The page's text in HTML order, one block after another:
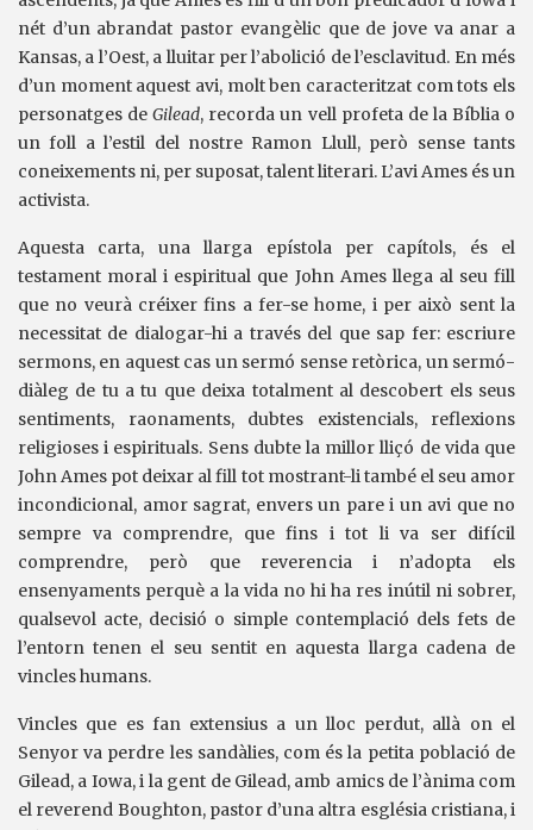
nét d’un abrandat pastor evangèlic que de jove va anar a
Kansas, a l’Oest, a lluitar per l’abolició de l’esclavitud. En més
d’un moment aquest avi, molt ben caracteritzat com tots els
personatges deGilead, recorda un vell profeta de la Bíblia o
un foll a l’estil del nostre Ramon Llull, però sense tants
coneixements ni, per suposat, talent literari. L’avi Ames és un
activista.
Aquesta carta, una llarga epístola per capítols, és el
testament moral i espiritual que John Ames llega al seu fill
que no veurà créixer fins a fer-se home, i per això sent la
necessitat de dialogar-hi a través del que sap fer: escriure
sermons, en aquest cas un sermó sense retòrica, un sermó-
diàleg de tu a tu que deixa totalment al descobert els seus
sentiments, raonaments, dubtes existencials, reflexions
religioses i espirituals. Sens dubte la millor lliçó de vida que
John Ames pot deixar al fill tot mostrant-li també el seu amor
incondicional, amor sagrat, envers un pare i un avi que no
sempre va comprendre, que fins i tot li va ser difícil
comprendre, però que reverencia i n’adopta els
ensenyaments perquè a la vida no hi ha res inútil ni sobrer,
qualsevol acte, decisió o simple contemplació dels fets de
l’entorn tenen el seu sentit en aquesta llarga cadena de
vincles humans.
Vincles que es fan extensius a un lloc perdut, allà on el
Senyor va perdre les sandàlies, com és la petita població de
Gilead, a Iowa, i la gent de Gilead, amb amics de l’ànima com
el reverend Boughton, pastor d’una altra església cristiana, i